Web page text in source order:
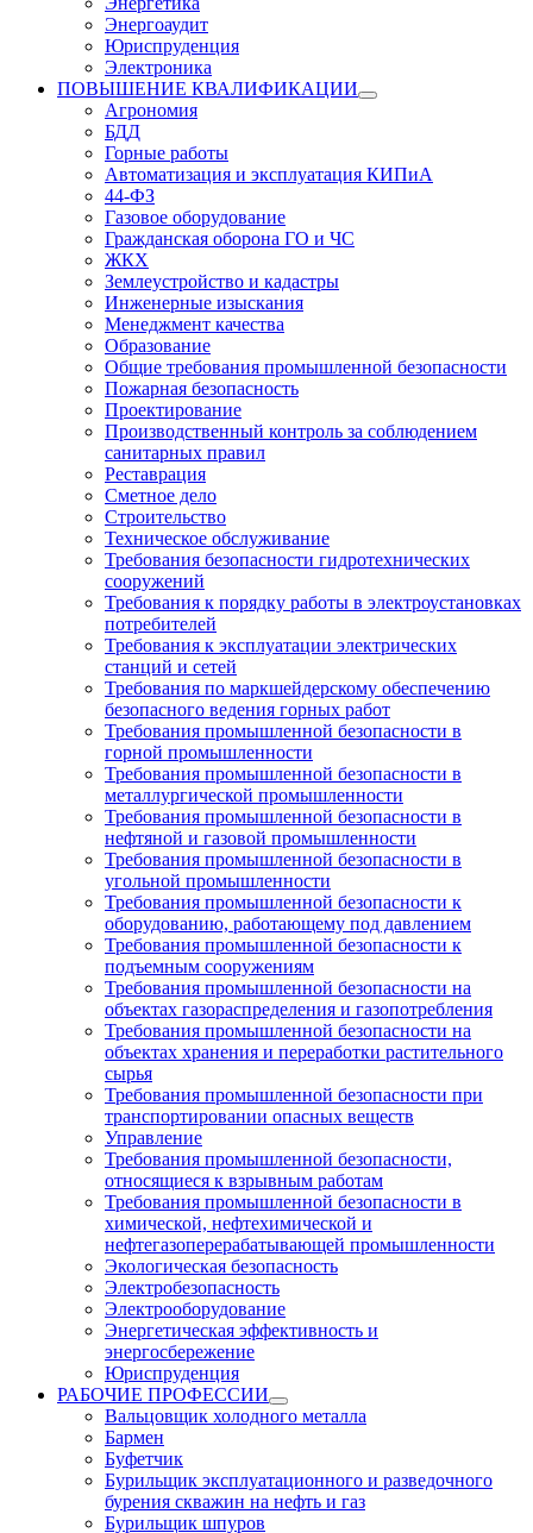
Энергоаудит
Юриспруденция
Электроника
ПОВЫШЕНИЕ КВАЛИФИКАЦИИ
Агрономия
БДД
Горные работы
Автоматизация и эксплуатация КИПиА
44-ФЗ
Газовое оборудование
Гражданская оборона ГО и ЧС
ЖКХ
Землеустройство и кадастры
Инженерные изыскания
Менеджмент качества
Образование
Общие требования промышленной безопасности
Пожарная безопасность
Проектирование
Производственный контроль за соблюдением
санитарных правил
Реставрация
Сметное дело
Строительство
Техническое обслуживание
Требования безопасности гидротехнических
сооружений
Требования к порядку работы в электроустановках
потребителей
Требования к эксплуатации электрических
станций и сетей
Требования по маркшейдерскому обеспечению
безопасного ведения горных работ
Требования промышленной безопасности в
горной промышленности
Требования промышленной безопасности в
металлургической промышленности
Требования промышленной безопасности в
нефтяной и газовой промышленности
Требования промышленной безопасности в
угольной промышленности
Требования промышленной безопасности к
оборудованию, работающему под давлением
Требования промышленной безопасности к
подъемным сооружениям
Требования промышленной безопасности на
объектах газораспределения и газопотребления
Требования промышленной безопасности на
объектах хранения и переработки растительного
сырья
Требования промышленной безопасности при
транспортировании опасных веществ
Управление
Требования промышленной безопасности,
относящиеся к взрывным работам
Требования промышленной безопасности в
химической, нефтехимической и
нефтегазоперерабатывающей промышленности
Экологическая безопасность
Электробезопасность
Электрооборудование
Энергетическая эффективность и
энергосбережение
Юриспруденция
РАБОЧИЕ ПРОФЕССИИ
Вальцовщик холодного металла
Бармен
Буфетчик
Бурильщик эксплуатационного и разведочного
бурения скважин на нефть и газ
Бурильщик шпуров